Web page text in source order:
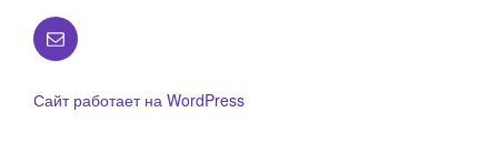
Все
вопросы
работе
Сайт работает на WordPress